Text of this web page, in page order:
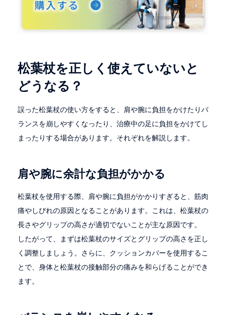
松葉杖を正しく使えていないと
どうなる？
誤った松葉杖の使い方をすると、肩や腕に負担をかけたりバ
ランスを崩しやすくなったり、治療中の足に負担をかけてし
まったりする場合があります。それぞれを解説します。
肩や腕に余計な負担がかかる
松葉杖を使用する際、肩や腕に負担がかかりすぎると、筋肉
痛やしびれの原因となることがあります。これは、松葉杖の
長さやグリップの高さが適切でないことが主な原因です。
したがって、まずは松葉杖のサイズとグリップの高さを正し
く調整しましょう。さらに、クッションカバーを使用するこ
とで、身体と松葉杖の接触部分の痛みを和らげることができ
ます。